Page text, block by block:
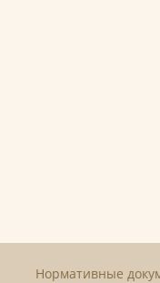
Нормативные